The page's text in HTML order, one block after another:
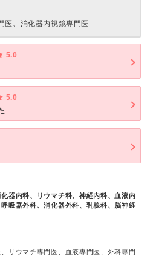
医、消化器内視鏡専門医
5.0
5.0
器内科、リウマチ科、神経内科、血液内
吸器外科、消化器外科、乳腺科、脳神経
リウマチ専門医、血液専門医、外科専門